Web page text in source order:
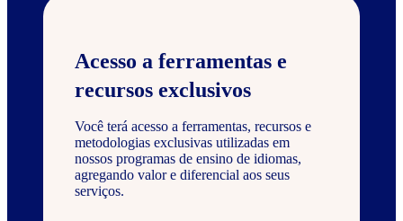
Acesso a ferramentas e
recursos exclusivos
Você terá acesso a ferramentas, recursos e
metodologias exclusivas utilizadas em
nossos programas de ensino de idiomas,
agregando valor e diferencial aos seus
serviços.